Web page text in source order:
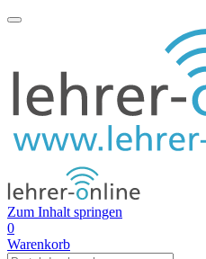
Zum Inhalt springen
0
Warenkorb